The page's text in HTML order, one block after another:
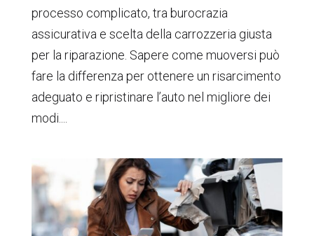
processo complicato, tra burocrazia
assicurativa e scelta della carrozzeria giusta
per la riparazione. Sapere come muoversi può
fare la differenza per ottenere un risarcimento
adeguato e ripristinare l’auto nel migliore dei
modi....